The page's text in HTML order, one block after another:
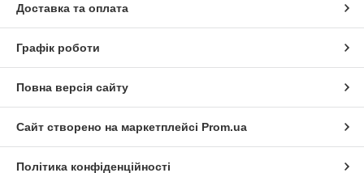
Доставка та оплата
Графік роботи
Повна версія сайту
Сайт створено на маркетплейсі Prom.ua
Політика конфіденційності